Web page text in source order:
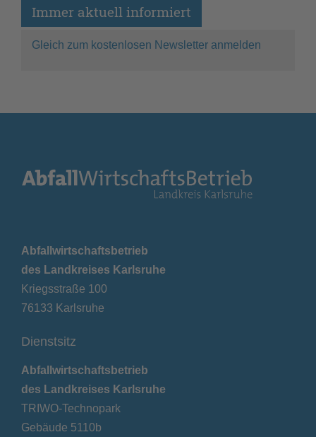
Immer aktuell informiert
Gleich zum kostenlosen Newsletter anmelden
Abfallwirtschaftsbetrieb
des Landkreises Karlsruhe
Kriegsstraße 100
76133 Karlsruhe
Dienstsitz
Abfallwirtschaftsbetrieb
des Landkreises Karlsruhe
TRIWO-Technopark
Gebäude 5110b